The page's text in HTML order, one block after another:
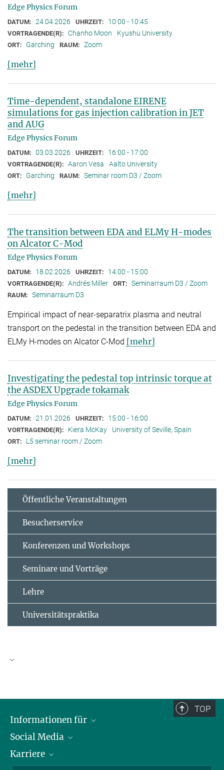
Edge Physics Forum
DATUM: 24.04.2026 UHRZEIT: 10:00 - 10:45
VORTRAGENDE(R): Chanho Moon Kyushu University
ORT: Garching RAUM: Zoom
[mehr]
Time-dependent, standalone EIRENE
simulations for gas injection calibration in JET
and AUG
Edge Physics Forum
DATUM: 03.03.2026 UHRZEIT: 16:00 - 17:00
VORTRAGENDE(R): Aaron Vesa Aalto University
ORT: Garching RAUM: Seminar room D3 / Zoom
[mehr]
The transition between EDA and ELMy H-modes
on Alcator C-Mod
Edge Physics Forum
DATUM: 18.02.2026 UHRZEIT: 14:00 - 15:00
VORTRAGENDE(R): Andrés Miller ORT: Seminarraum D3 / Zoom
RAUM: Seminarraum D3
Empirical impact of near-separatrix plasma and neutral
transport on the pedestal in the transition between EDA and
ELMy H-modes on Alcator C-Mod [mehr]
Investigating the pedestal top intrinsic torque at
the ASDEX Upgrade tokamak
Edge Physics Forum
DATUM: 21.01.2026 UHRZEIT: 15:00 - 16:00
VORTRAGENDE(R): Kiera McKay University of Seville, Spain
ORT: L5 seminar room / Zoom
[mehr]
Öffentliche Veranstaltungen
Besucherservice
Konferenzen und Workshops
Seminare und Vorträge
Lehre
Universitätspraktika
Archiv 2024
Archiv 2022
Archiv 2021
Archiv 2020
TOP
Informationen für
Journalisten
Schule
Social Media
LinkedIn
Karriere